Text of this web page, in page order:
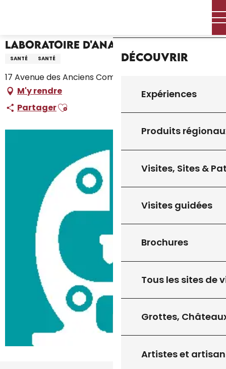
principal
Découvrir
Expériences
Produits
Visites, Sites &
Visites guidées
Brochures
Tous les sites de
Grottes,
Artistes et
Laboratoire d'Analyses Bio 3
SANTÉ SANTÉ
17 Avenue des Anciens Combattants, 46300 Gourdon
M'y rendre
PartagerAjouter aux favoris